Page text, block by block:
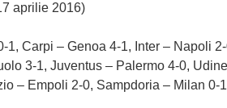
aprilie 2016)
1, Carpi – Genoa 4-1, Inter – Napoli
3-1, Juventus – Palermo 4-0,
– Empoli 2-0, Sampdoria – Milan 0-1